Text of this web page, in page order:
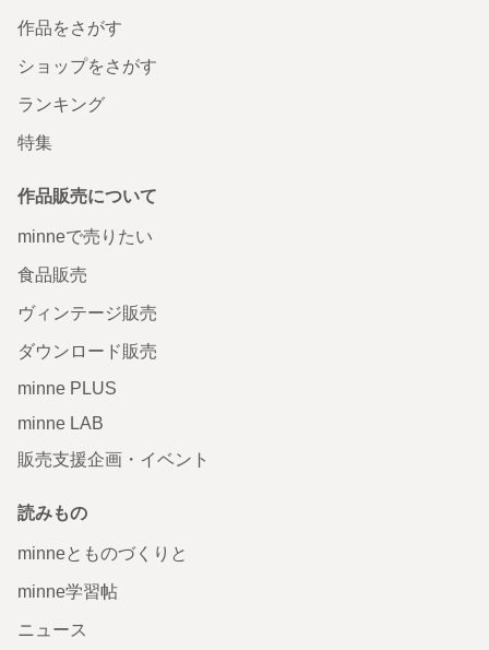
作品をさがす
ショップをさがす
ランキング
特集
作品販売について
minneで売りたい
食品販売
ヴィンテージ販売
ダウンロード販売
minne PLUS
minne LAB
販売支援企画・イベント
読みもの
minneとものづくりと
minne学習帖
ニュース